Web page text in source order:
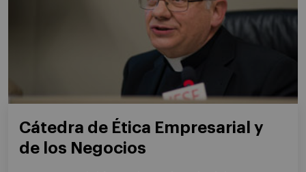
Cátedra de Ética Empresarial y
de los Negocios